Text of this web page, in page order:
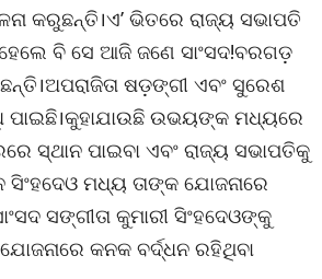
କରୁଛନ୍ତି।ଏ’ ଭିତରେ ରାଜ୍ୟ ସଭାପତି
ବି ସେ ଆଜି ଜଣେ ସାଂସଦ!ବରଗଡ଼
ଷଡ଼ଙ୍ଗୀ ଏବଂ ସୁରେଶ
ପାଇଛି।କୁହାଯାଉଛି ଉଭୟଙ୍କ ମଧ୍ୟରେ
ସ୍ଥାନ ପାଇବା ଏବଂ ରାଜ୍ୟ ସଭାପତିକୁ
ମଧ୍ୟ ତାଙ୍କ ଯୋଜନାରେ
ସଙ୍ଗୀତା କୁମାରୀ ସିଂହଦେଓଙ୍କୁ
କନକ ବର୍ଦ୍ଧନ ରହିଥିବା